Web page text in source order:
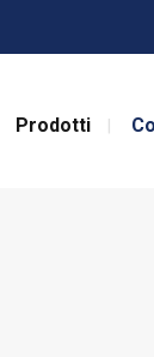
Prodotti